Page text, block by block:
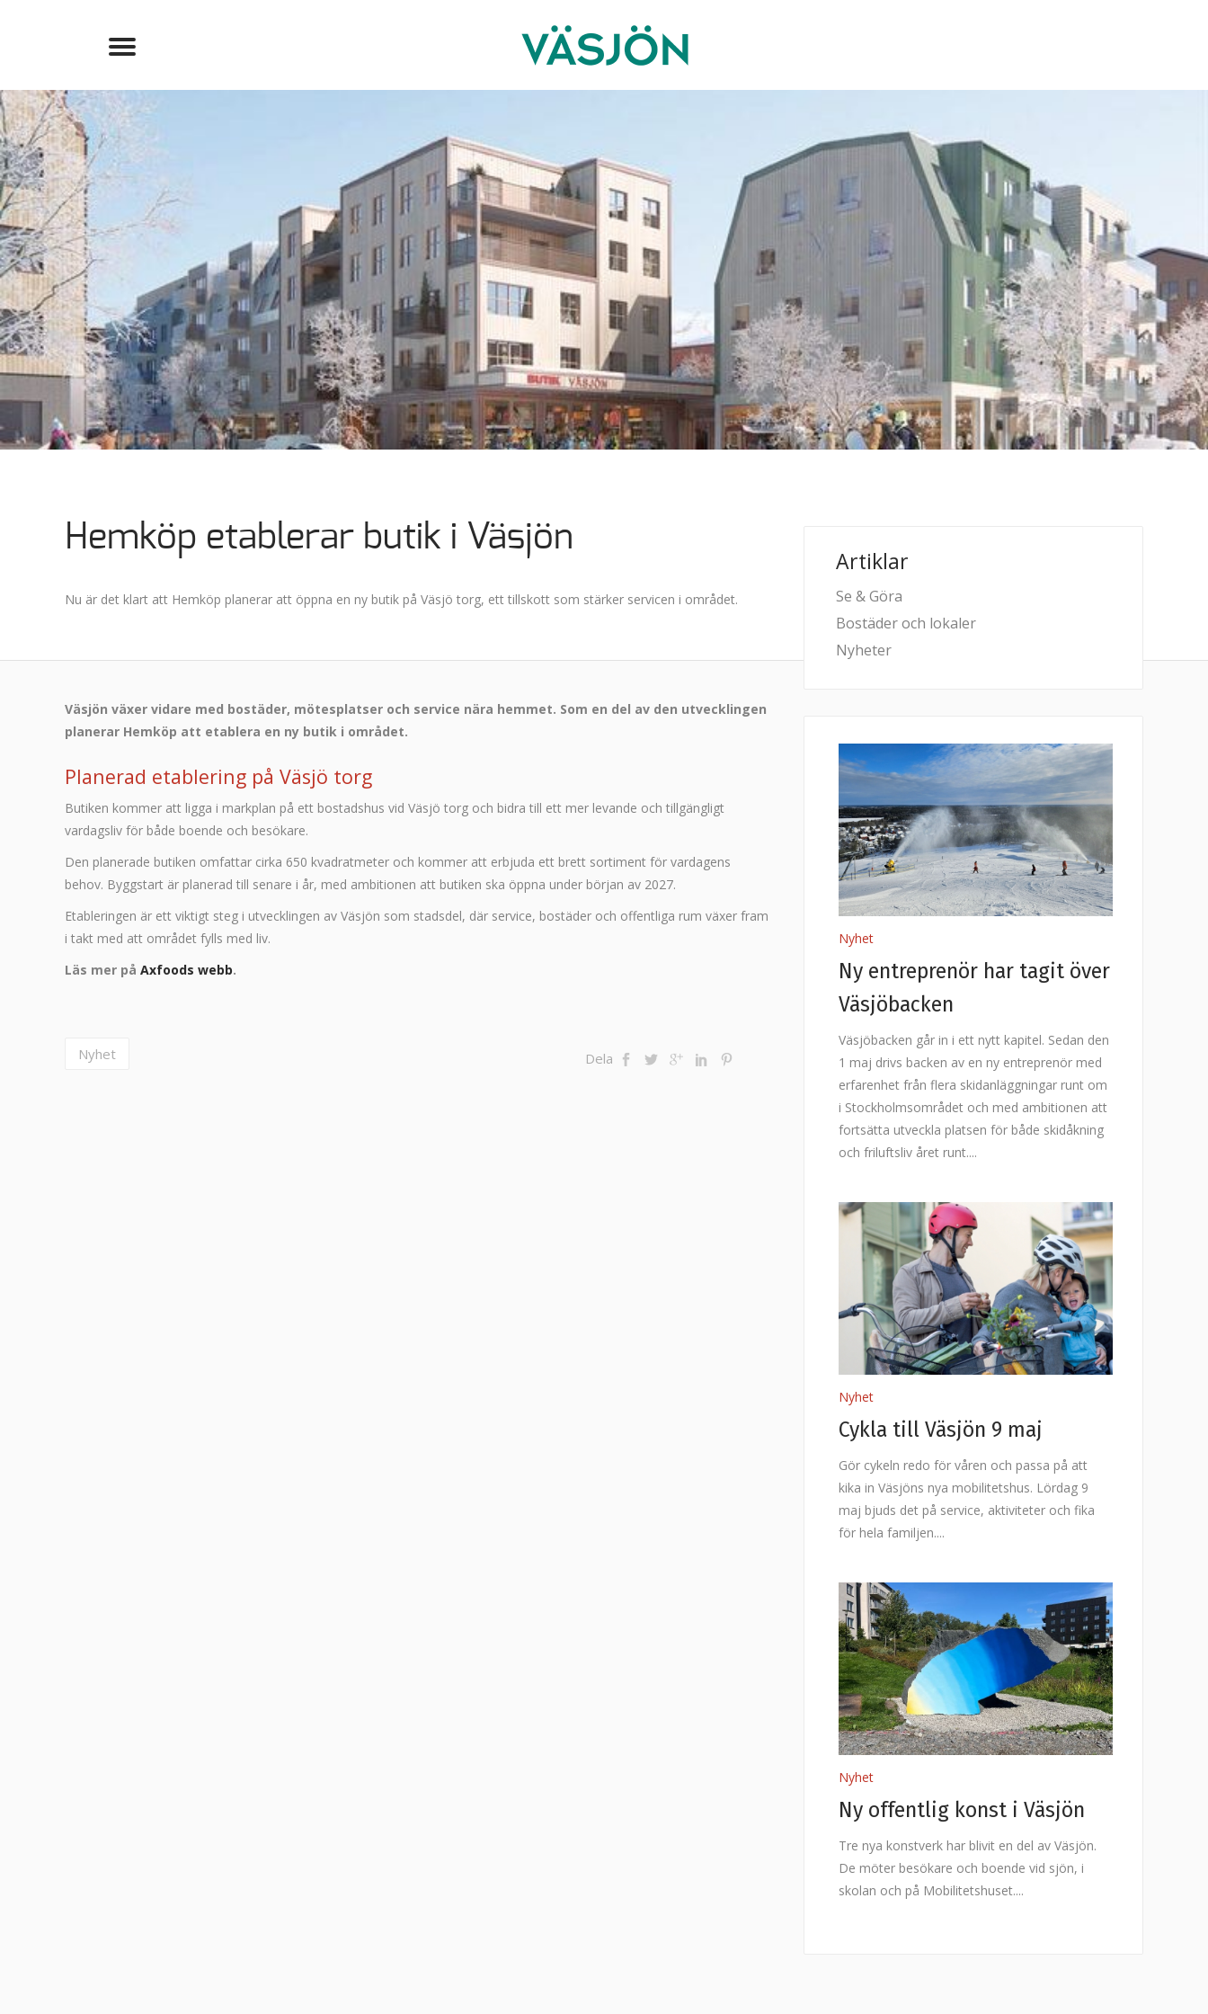
Hemköp etablerar butik i Väsjön
Nu är det klart att Hemköp planerar att öppna en ny butik på Väsjö torg, ett tillskott som stärker servicen i området.
Väsjön växer vidare med bostäder, mötesplatser och service nära hemmet. Som en del av den utvecklingen
planerar Hemköp att etablera en ny butik i området.
Planerad etablering på Väsjö torg
Butiken kommer att ligga i markplan på ett bostadshus vid Väsjö torg och bidra till ett mer levande och tillgängligt
vardagsliv för både boende och besökare.
Den planerade butiken omfattar cirka 650 kvadratmeter och kommer att erbjuda ett brett sortiment för vardagens
behov. Byggstart är planerad till senare i år, med ambitionen att butiken ska öppna under början av 2027.
Etableringen är ett viktigt steg i utvecklingen av Väsjön som stadsdel, där service, bostäder och offentliga rum växer fram
i takt med att området fylls med liv.
Läs mer på Axfoods webb.
Nyhet Dela
Artiklar
Se & Göra
Bostäder och lokaler
Nyheter
Nyhet
Ny entreprenör har tagit över
Väsjöbacken
Väsjöbacken går in i ett nytt kapitel. Sedan den
1 maj drivs backen av en ny entreprenör med
erfarenhet från flera skidanläggningar runt om
i Stockholmsområdet och med ambitionen att
fortsätta utveckla platsen för både skidåkning
och friluftsliv året runt.
Nyhet
Cykla till Väsjön 9 maj
Gör cykeln redo för våren och passa på att
kika in Väsjöns nya mobilitetshus. Lördag 9
maj bjuds det på service, aktiviteter och fika
för hela familjen.
Nyhet
Ny offentlig konst i Väsjön
Tre nya konstverk har blivit en del av Väsjön.
De möter besökare och boende vid sjön, i
skolan och på Mobilitetshuset.